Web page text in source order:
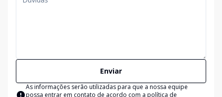
Enviar
As informações serão utilizadas para que a nossa equipe
possa entrar em contato de acordo com a política de